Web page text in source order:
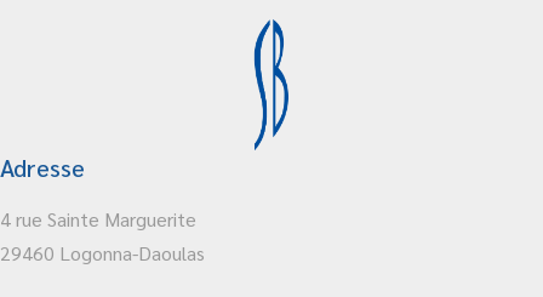
Adresse
4 rue Sainte Marguerite
29460 Logonna-Daoulas